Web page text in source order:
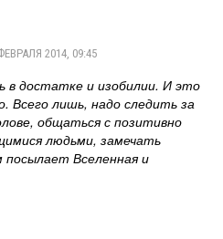
2014, 09:45
в достатке и изобилии. И это
Всего лишь, надо следить за
общаться с позитивно
людьми, замечать
Вселенная и